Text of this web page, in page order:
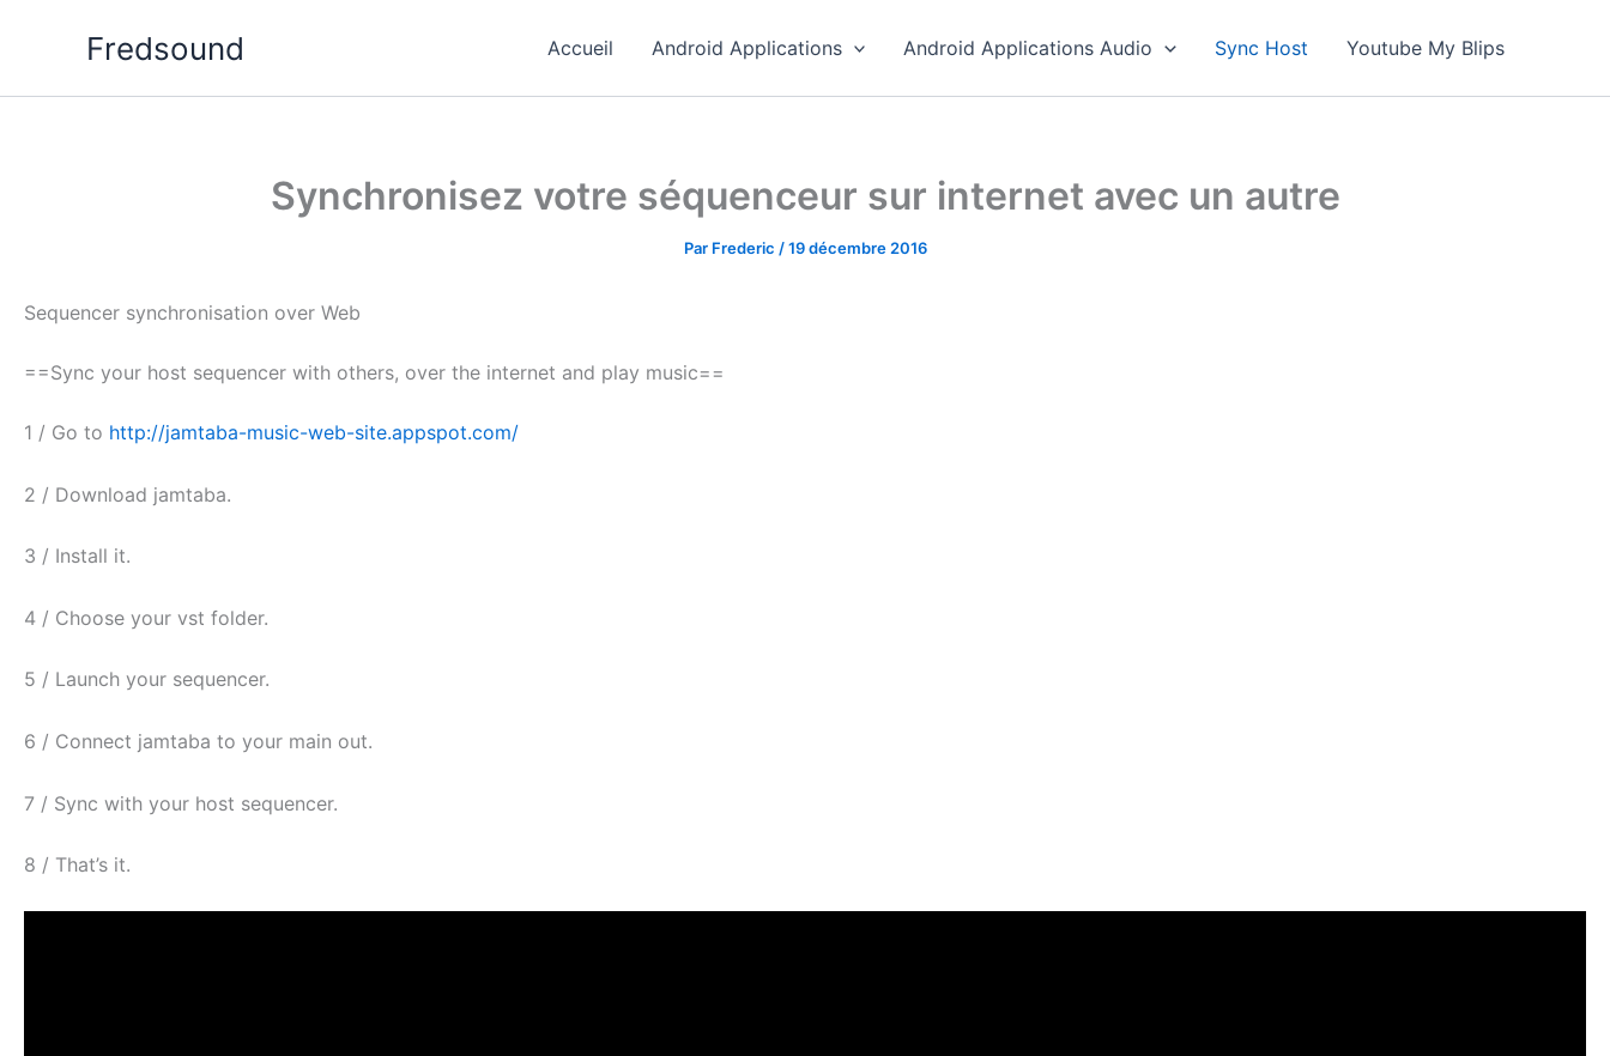
Fredsound Accueil Android Applications Android Applications Audio Sync Host Youtube My Blips
Synchronisez votre séquenceur sur internet avec un autre
Par Frederic /19 décembre 2016
Sequencer synchronisation over Web
==Sync your host sequencer with others, over the internet and play music==
1 / Go to http://jamtaba-music-web-site.appspot.com/
2 / Download jamtaba.
3 / Install it.
4 / Choose your vst folder.
5 / Launch your sequencer.
6 / Connect jamtaba to your main out.
7 / Sync with your host sequencer.
8 / That’s it.